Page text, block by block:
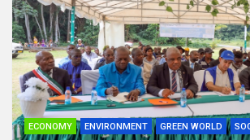
ECONOMY ENVIRONMENT GREEN WORLD